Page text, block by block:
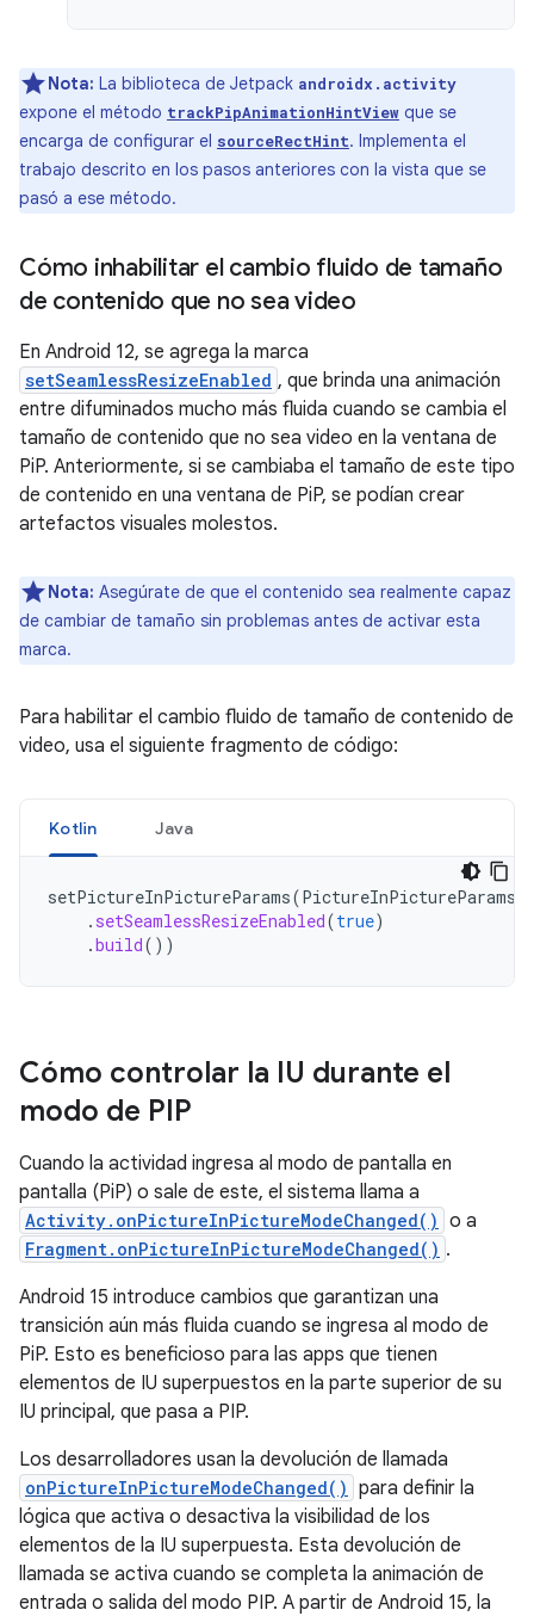
Nota: La biblioteca de Jetpack androidx.activity
expone el método trackPipAnimationHintView que se
encarga de configurar el sourceRectHint. Implementa el
trabajo descrito en los pasos anteriores con la vista que se
pasó a ese método.
Cómo inhabilitar el cambio fluido de tamaño
de contenido que no sea video
En Android 12, se agrega la marca
setSeamlessResizeEnabled , que brinda una animación
entre difuminados mucho más fluida cuando se cambia el
tamaño de contenido que no sea video en la ventana de
PiP. Anteriormente, si se cambiaba el tamaño de este tipo
de contenido en una ventana de PiP, se podían crear
artefactos visuales molestos.
Nota: Asegúrate de que el contenido sea realmente capaz
de cambiar de tamaño sin problemas antes de activar esta
marca.
Para habilitar el cambio fluido de tamaño de contenido de
video, usa el siguiente fragmento de código:
Kotlin Java
setPictureInPictureParams(PictureInPictureParams
. setSeamlessResizeEnabled(true)
.build())
Cómo controlar la IU durante el
modo de PIP
Cuando la actividad ingresa al modo de pantalla en
pantalla (PiP) o sale de este, el sistema llama a
Activity.onPictureInPictureModeChanged() o a
Fragment.onPictureInPictureModeChanged() .
Android 15 introduce cambios que garantizan una
transición aún más fluida cuando se ingresa al modo de
PiP. Esto es beneficioso para las apps que tienen
elementos de IU superpuestos en la parte superior de su
IU principal, que pasa a PIP.
Los desarrolladores usan la devolución de llamada
onPictureInPictureModeChanged() para definir la
lógica que activa o desactiva la visibilidad de los
elementos de la IU superpuesta. Esta devolución de
llamada se activa cuando se completa la animación de
entrada o salida del modo PIP. A partir de Android 15, la